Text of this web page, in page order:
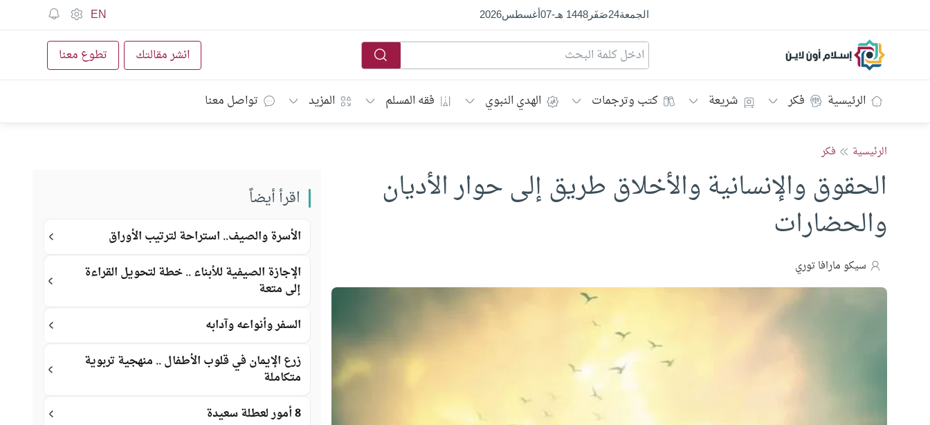
الجمعة24صَفَر1448 هـ -
07أغسطس2026
EN
إسلام أون لاين انشر مقالتك تطوع معنا
الرئيسية فكر شريعة كتب وترجمات الهدي النبوي فقه المسلم المزيد تواصل معنا
الرئيسية فكر
الحقوق والإنسانية والأخلاق طريق إلى حوار الأديان
والحضارات
سيكو مارافا توري
اقرأ أيضاً
الأسرة والصيف.. استراحة لترتيب الأوراق
الإجازة الصيفية للأبناء .. خطة لتحويل القراءة
إلى متعة
السفر وأنواعه وآدابه
زرع الإيمان في قلوب الأطفال .. منهجية تربوية
متكاملة
8 أمور لعطلة سعيدة